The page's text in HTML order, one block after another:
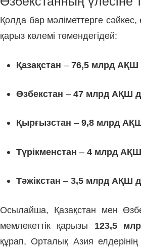
Қолда бар мәліметтерге сәйкес,
қарыз көлемі төмендегідей:
Қазақстан – 76,5 млрд АҚШ
Өзбекстан – 47 млрд АҚШ
Қырғызстан – 9,8 млрд
Түрікменстан – 4 млрд
Тәжікстан – 3,5 млрд АҚШ
Осылайша, Қазақстан мен
мемлекеттік қарызы 123,5
құрап, Орталық Азия